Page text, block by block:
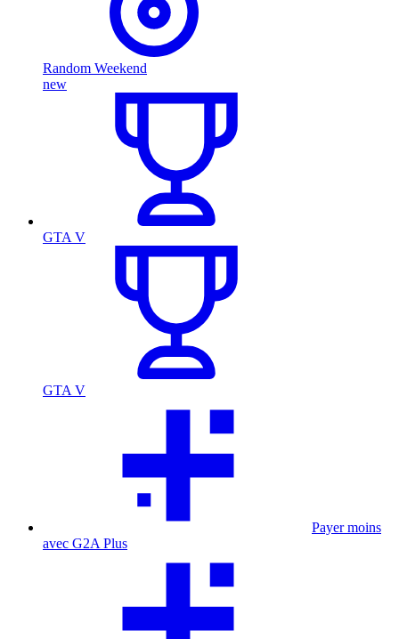
Random Weekend
new
GTA V
GTA V
Payer moins
avec G2A Plus